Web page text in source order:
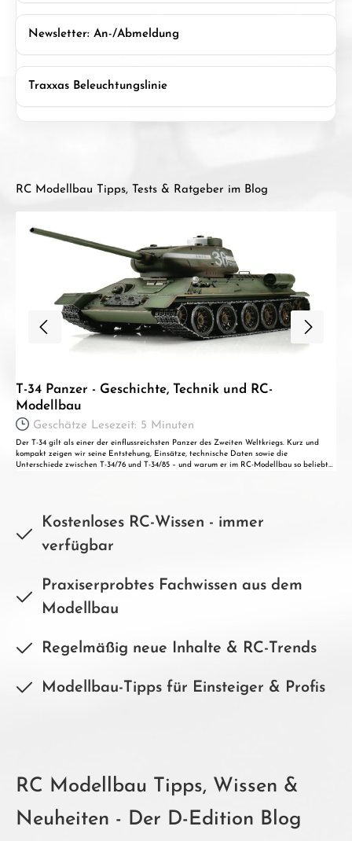
Newsletter: An-/Abmeldung
Traxxas Beleuchtungslinie
RC Modellbau Tipps, Tests & Ratgeber im Blog
T-34 Panzer - Geschichte, Technik und RC-
Modellbau
Geschätze Lesezeit: 5 Minuten
Der T-34 gilt als einer der einflussreichsten Panzer des Zweiten Weltkriegs. Kurz und
kompakt zeigen wir seine Entstehung, Einsätze, technische Daten sowie die
Unterschiede zwischen T-34/76 und T-34/85 – und warum er im RC-Modellbau so beliebt
Kostenloses RC-Wissen - immer
verfügbar
Praxiserprobtes Fachwissen aus dem
Modellbau
Regelmäßig neue Inhalte & RC-Trends
Modellbau-Tipps für Einsteiger & Profis
RC Modellbau Tipps, Wissen &
Neuheiten - Der D-Edition Blog